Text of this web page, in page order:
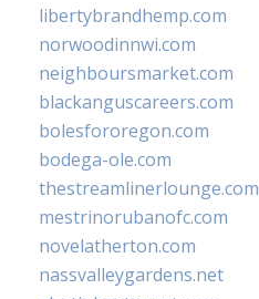
libertybrandhemp.com
norwoodinnwi.com
neighboursmarket.com
blackanguscareers.com
bolesfororegon.com
bodega-ole.com
thestreamlinerlounge.com
mestrinorubanofc.com
novelatherton.com
nassvalleygardens.net